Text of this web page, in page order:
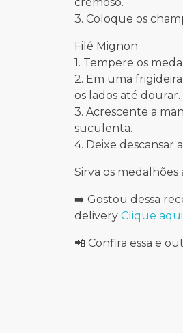
3. Coloque os
Filé Mignon
1. Tempere os
2. Em uma
os lados até dourar.
3. Acrescente a
suculenta.
4. Deixe descansar
Sirva os
➡️ Gostou dessa
delivery Clique
📲 Confira essa e